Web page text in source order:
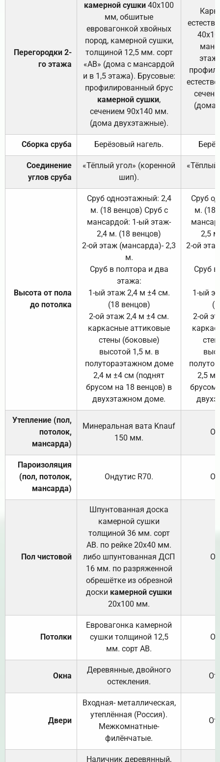
Перегородки 2-
го этажа
камерной сушки 40х100
мм, обшитые
евровагонкой хвойных
пород, камерной сушки,
толщиной 12,5 мм. сорт
«АВ» (дома с мансардой
и в 1,5 этажа). Брусовые:
профилированный брус
камерной сушки,
сечением 90х140 мм.
(дома двухэтажные).
(дома
Сборка сруба Берёзовый нагель.
Соединение
углов сруба
«Тёплый угол» (коренной
шип).
«Тёплый
Высота от пола
до потолка
Сруб одноэтажный: 2,4
м. (18 венцов) Сруб с
мансардой: 1-ый этаж-
2,4 м. (18 венцов)
2-ой этаж (мансарда)- 2,3
м.
Сруб в полтора и два
этажа:
1-ый этаж 2,4 м ±4 см.
(18 венцов)
2-ой этаж 2,4 м ±4 см.
каркасные аттиковые
стены (боковые)
высотой 1,5 м. в
полутораэтажном доме
2,4 м ±4 см (поднят
брусом на 18 венцов) в
двухэтажном доме.
Сруб
м. (18
2,5
2-ой
Сруб
1-ый
2-ой
2,5 м
брусом
Утепление (пол,
потолок,
мансарда)
Минеральная вата Knauf
150 мм.
Пароизоляция
(пол, потолок,
мансарда)
Ондутис R70.
Пол чистовой
Шпунтованная доска
камерной сушки
толщиной 36 мм. сорт
АВ. по рейке 20х40 мм.
либо шпунтованная ДСП
16 мм. по разряженной
обрешётке из обрезной
доски камерной сушки
20х100 мм.
Потолки
Евровагонка камерной
сушки толщиной 12,5
мм. сорт АВ.
Окна
Деревянные, двойного
остекления.
Двери
Входная- металлическая,
утеплённая (Россия).
Межкомнатные-
филёнчатые.
Наличник деревянный,